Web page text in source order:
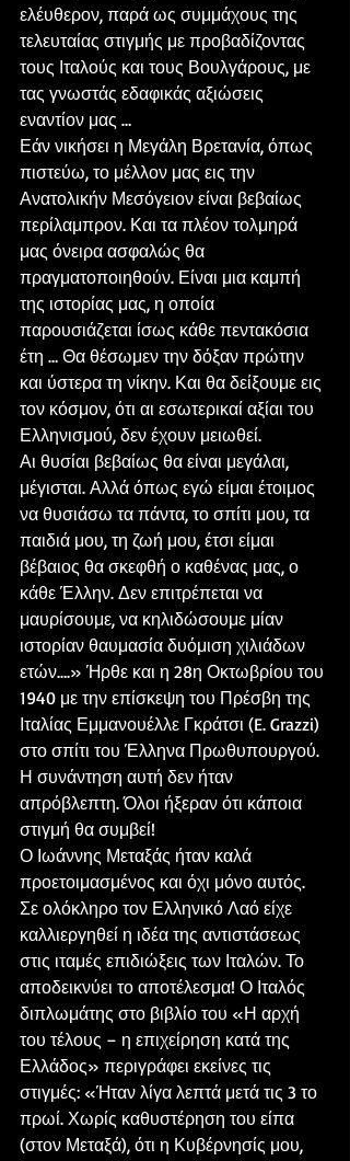
ελέυθερον, παρά ως συμμάχους της
τελευταίας στιγμής με προβαδίζοντας
τους Ιταλούς και τους Βουλγάρους, με
τας γνωστάς εδαφικάς αξιώσεις
εναντίον μας …
Εάν νικήσει η Μεγάλη Βρετανία, όπως
πιστεύω, το μέλλον μας εις την
Ανατολικήν Μεσόγειον είναι βεβαίως
περίλαμπρον. Και τα πλέον τολμηρά
μας όνειρα ασφαλώς θα
πραγματοποιηθούν. Είναι μια καμπή
της ιστορίας μας, η οποία
παρουσιάζεται ίσως κάθε πεντακόσια
έτη … Θα θέσωμεν την δόξαν πρώτην
και ύστερα τη νίκην. Και θα δείξουμε εις
τον κόσμον, ότι αι εσωτερικαί αξίαι του
Ελληνισμού, δεν έχουν μειωθεί.
Αι θυσίαι βεβαίως θα είναι μεγάλαι,
μέγισται. Αλλά όπως εγώ είμαι έτοιμος
να θυσιάσω τα πάντα, το σπίτι μου, τα
παιδιά μου, τη ζωή μου, έτσι είμαι
βέβαιος θα σκεφθή ο καθένας μας, ο
κάθε Έλλην. Δεν επιτρέπεται να
μαυρίσουμε, να κηλιδώσουμε μίαν
ιστορίαν θαυμασία δυόμιση χιλιάδων
ετών….» Ήρθε και η 28η Οκτωβρίου του
1940 με την επίσκεψη του Πρέσβη της
Ιταλίας Εμμανουέλλε Γκράτσι (E. Grazzi)
στο σπίτι του Έλληνα Πρωθυπουργού.
Η συνάντηση αυτή δεν ήταν
απρόβλεπτη. Όλοι ήξεραν ότι κάποια
στιγμή θα συμβεί!
Ο Ιωάννης Μεταξάς ήταν καλά
προετοιμασμένος και όχι μόνο αυτός.
Σε ολόκληρο τον Ελληνικό Λαό είχε
καλλιεργηθεί η ιδέα της αντιστάσεως
στις ιταμές επιδιώξεις των Ιταλών. Το
αποδεικνύει το αποτέλεσμα! Ο Ιταλός
διπλωμάτης στο βιβλίο του «Η αρχή
του τέλους – η επιχείρηση κατά της
Ελλάδος» περιγράφει εκείνες τις
στιγμές: «Ήταν λίγα λεπτά μετά τις 3 το
πρωί. Χωρίς καθυστέρηση του είπα
(στον Μεταξά), ότι η Κυβέρνησίς μου,